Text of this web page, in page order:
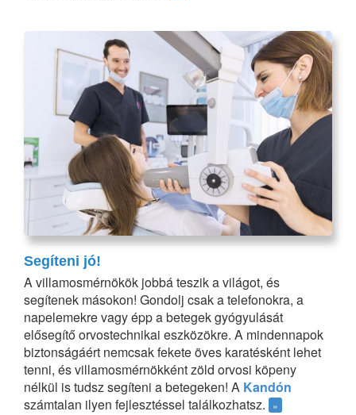
Segíteni jó!
A villamosmérnökök jobbá teszik a világot, és
segítenek másokon! Gondolj csak a telefonokra, a
napelemekre vagy épp a betegek gyógyulását
elősegítő orvostechnikai eszközökre. A mindennapok
biztonságáért nemcsak fekete öves karatésként lehet
tenni, és villamosmérnökként zöld orvosi köpeny
nélkül is tudsz segíteni a betegeken! A Kandón
számtalan ilyen fejlesztéssel találkozhatsz.
»